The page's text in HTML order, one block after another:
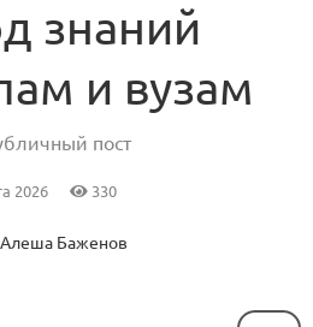
знаний
и вузам
пост
2026 330
Алеша Баженов